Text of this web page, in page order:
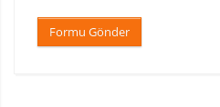
Formu Gönder